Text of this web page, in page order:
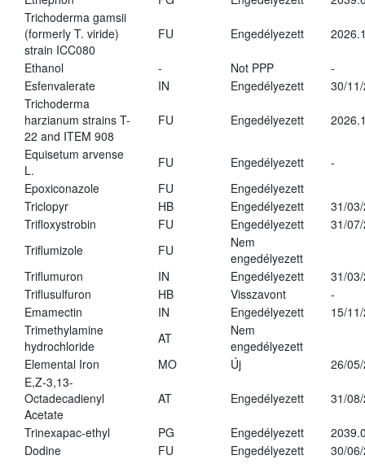
Trichoderma gamsii
(formerly T. viride)
strain ICC080
FU Engedélyezett
Ethanol - Not PPP
-
Esfenvalerate
IN Engedélyezett
30/
Trichoderma
harzianum strains T-
22 and ITEM 908
FU Engedélyezett
Equisetum arvense
L.
FU Engedélyezett
-
Epoxiconazole
FU
Engedélyezett
Triclopyr
HB Engedélyezett
31/
Trifloxystrobin
FU Engedélyezett
31/
Triflumizole
FU
Nem
engedélyezett
Triflumuron
IN Engedélyezett
31/
Triflusulfuron
HB Visszavont
-
Emamectin
IN Engedélyezett
15/
Trimethylamine
hydrochloride
AT
Nem
engedélyezett
Elemental Iron
MO Új
26/
E,Z-3,13-
Octadecadienyl
Acetate
AT Engedélyezett 31/
Trinexapac-ethyl PG Engedélyezett
Dodine
FU Engedélyezett
30/